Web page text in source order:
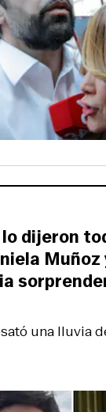
una lluvia
dijeron
Muñoz